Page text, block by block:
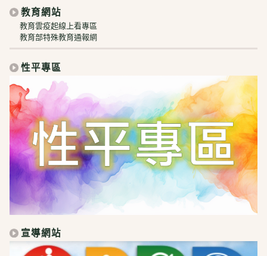
教育網站
教育雲疫起線上看專區
教育部特殊教育通報網
性平專區
宣導網站